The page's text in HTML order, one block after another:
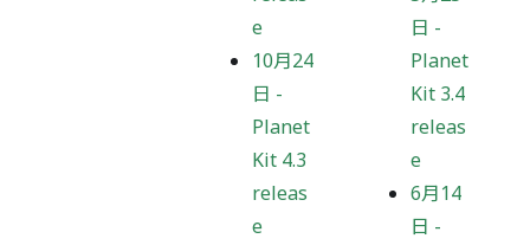
e
10月24
日 -
Planet
Kit 4.3
releas
e
日 -
Planet
Kit 3.4
releas
e
6月14
日 -